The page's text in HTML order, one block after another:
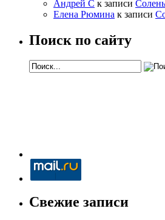
Андрей С к записи
Елена Рюмина к записи
Поиск по сайту
Свежие записи